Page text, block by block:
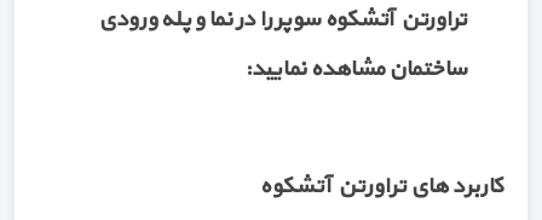
تراورتن آتشکوه سوپر را در نما و پله ورودی
ساختمان مشاهده نمایید:
کاربرد های تراورتن آتشکوه